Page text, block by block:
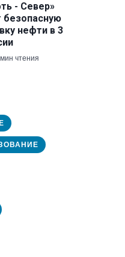
- Север»
безопасную
нефти в 3
чтения